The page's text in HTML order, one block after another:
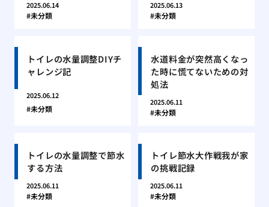
2025.06.14
未分類
2025.06.13
未分類
トイレの水量調整DIYチ
ャレンジ記
2025.06.12
未分類
水道料金が突然高くなっ
た時に慌てないための対
処法
2025.06.11
未分類
トイレの水量調整で節水
する方法
2025.06.11
未分類
トイレ節水大作戦我が家
の挑戦記録
2025.06.11
未分類